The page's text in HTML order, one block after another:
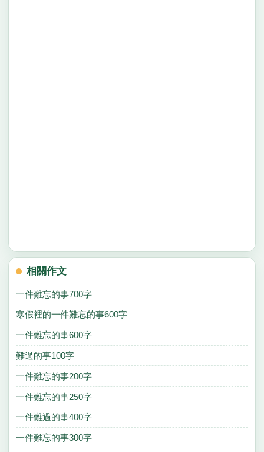
相關作文
一件難忘的事700字
寒假裡的一件難忘的事600字
一件難忘的事600字
難過的事100字
一件難忘的事200字
一件難忘的事250字
一件難過的事400字
一件難忘的事300字